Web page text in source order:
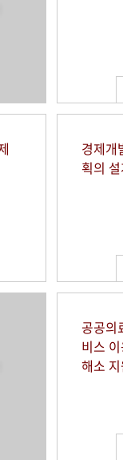
경제개
획의
공공의
비스
해소 지